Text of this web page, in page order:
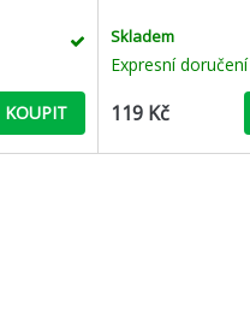
KOUPIT
Skladem
Expresní doručení
119 Kč